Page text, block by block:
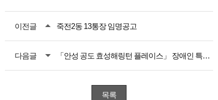
이전글 죽전2동 13통장 임명공고
다음글 「안성 공도 효성해링턴 플레이스」 장애인 특별공급 안내
목록